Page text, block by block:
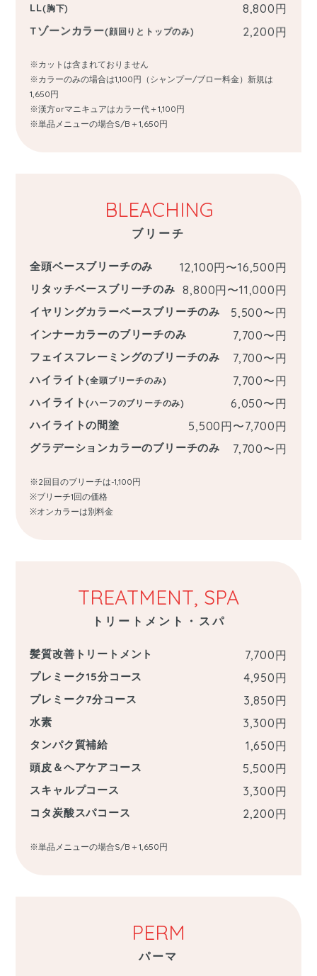
LL(胸下) 8,800円
Tゾーンカラー(顔回りとトップのみ) 2,200円
※カットは含まれておりません
※カラーのみの場合は1,100円（シャンプー/ブロー料金）新規は
1,650円
※漢方orマニキュアはカラー代＋1,100円
※単品メニューの場合S/B＋1,650円
BLEACHING
ブリーチ
全頭ベースブリーチのみ 12,100円〜16,500円
リタッチベースブリーチのみ 8,800円〜11,000円
イヤリングカラーベースブリーチのみ 5,500〜円
インナーカラーのブリーチのみ 7,700〜円
フェイスフレーミングのブリーチのみ 7,700〜円
ハイライト(全頭ブリーチのみ) 7,700〜円
ハイライト(ハーフのブリーチのみ) 6,050〜円
ハイライトの間塗 5,500円〜7,700円
グラデーションカラーのブリーチのみ 7,700〜円
※2回目のブリーチは-1,100円
※ブリーチ1回の価格
※オンカラーは別料金
TREATMENT, SPA
トリートメント・スパ
髪質改善トリートメント 7,700円
プレミーク15分コース 4,950円
プレミーク7分コース 3,850円
水素 3,300円
タンパク質補給 1,650円
頭皮＆ヘアケアコース 5,500円
スキャルプコース 3,300円
コタ炭酸スパコース 2,200円
※単品メニューの場合S/B＋1,650円
PERM
パーマ